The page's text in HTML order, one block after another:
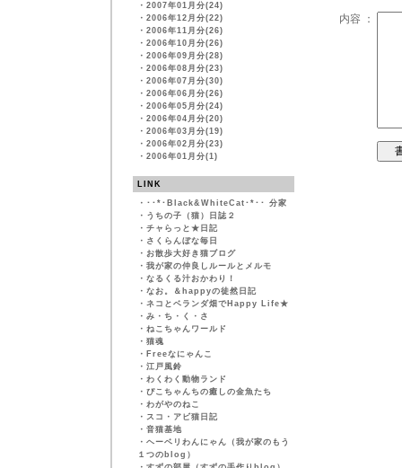
・ 2007年01月分(24)
・ 2006年12月分(22)
・ 2006年11月分(26)
・ 2006年10月分(26)
・ 2006年09月分(28)
・ 2006年08月分(23)
・ 2006年07月分(30)
・ 2006年06月分(26)
・ 2006年05月分(24)
・ 2006年04月分(20)
・ 2006年03月分(19)
・ 2006年02月分(23)
・ 2006年01月分(1)
LINK
・ ･･*･Black&WhiteCat･*･･ 分家
・ うちの子（猫）日誌２
・ チャらっと★日記
・ さくらんぼな毎日
・ お散歩大好き猫ブログ
・ 我が家の仲良しルールとメルモ
・ なるくる汁おかわり！
・ なお。＆happyの徒然日記
・ ネコとベランダ畑でHappy Life★
・ み・ち・く・さ
・ ねこちゃんワールド
・ 猫魂
・ Freeなにゃんこ
・ 江戸風鈴
・ わくわく動物ランド
・ ぴこちゃんちの癒しの金魚たち
・ わがやのねこ
・ スコ・アビ猫日記
・ 音猫基地
・ ヘーベリわんにゃん（我が家のもう
１つのblog）
内容 ：